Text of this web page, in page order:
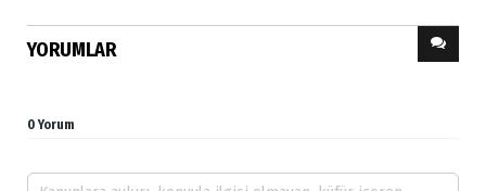
YORUMLAR
0 Yorum